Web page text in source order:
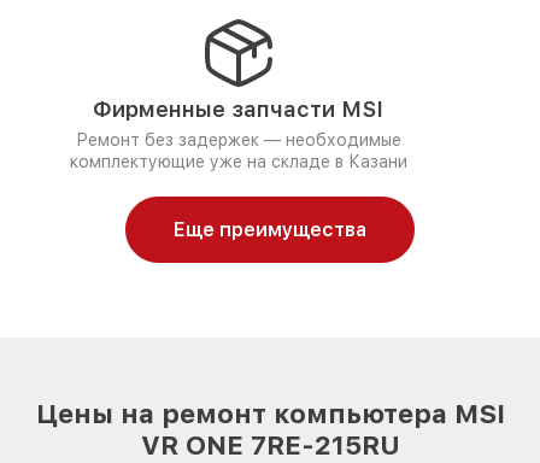
Фирменные запчасти MSI
Ремонт без задержек — необходимые
комплектующие уже на складе в Казани
Еще преимущества
Цены на ремонт компьютера MSI
VR ONE 7RE-215RU